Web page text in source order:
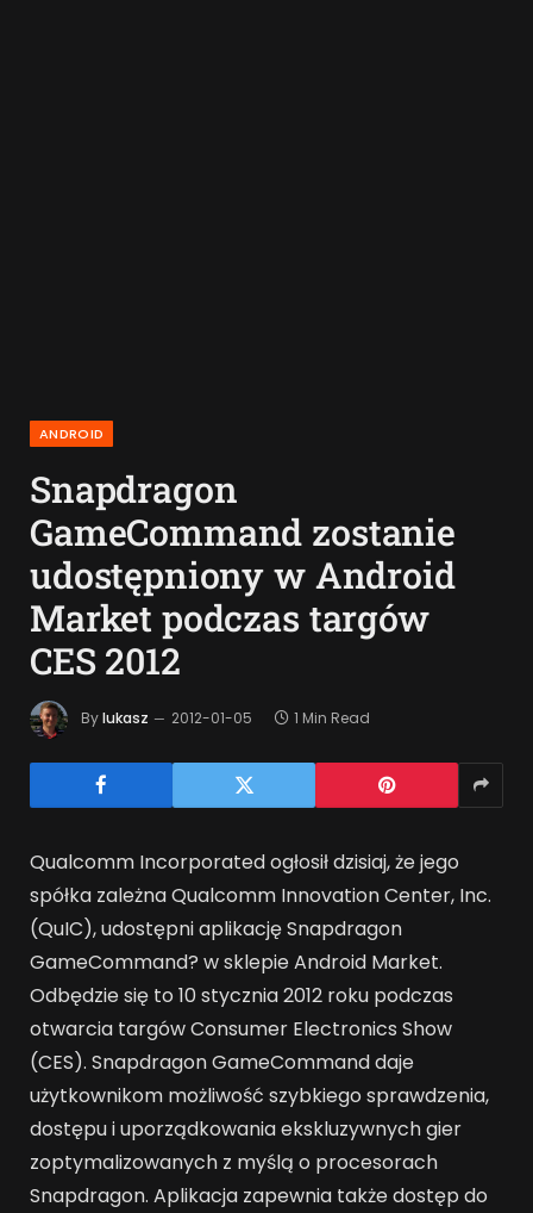
ANDROID
Snapdragon
GameCommand zostanie
udostępniony w Android
Market podczas targów
CES 2012
Bylukasz 2012-01-05 1 Min Read
Qualcomm Incorporated ogłosił dzisiaj, że jego
spółka zależna Qualcomm Innovation Center, Inc.
(QuIC), udostępni aplikację Snapdragon
GameCommand? w sklepie Android Market.
Odbędzie się to 10 stycznia 2012 roku podczas
otwarcia targów Consumer Electronics Show
(CES). Snapdragon GameCommand daje
użytkownikom możliwość szybkiego sprawdzenia,
dostępu i uporządkowania ekskluzywnych gier
zoptymalizowanych z myślą o procesorach
Snapdragon. Aplikacja zapewnia także dostęp do